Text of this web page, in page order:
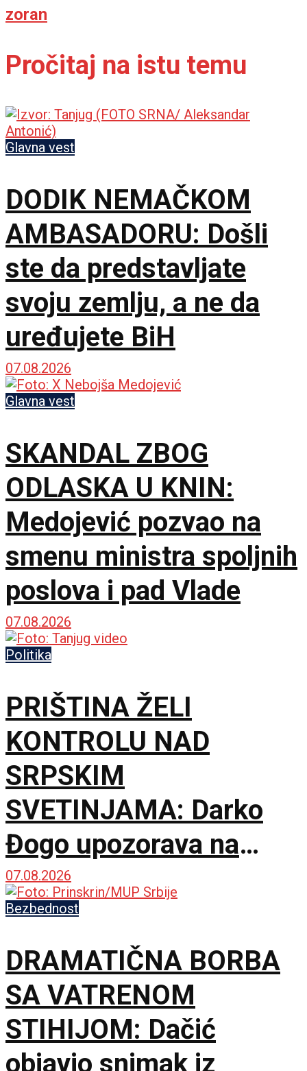
zoran
Pročitaj na istu temu
Glavna vest
DODIK NEMAČKOM
AMBASADORU: Došli
ste da predstavljate
svoju zemlju, a ne da
uređujete BiH
07.08.2026
Glavna vest
SKANDAL ZBOG
ODLASKA U KNIN:
Medojević pozvao na
smenu ministra spoljnih
poslova i pad Vlade
07.08.2026
Politika
PRIŠTINA ŽELI
KONTROLU NAD
SRPSKIM
SVETINJAMA: Darko
Đogo upozorava na
opasne namere
uvođenja licenciranih
vodiča na KiM
07.08.2026
Bezbednost
DRAMATIČNA BORBA
SA VATRENOM
STIHIJOM: Dačić
objavio snimak iz